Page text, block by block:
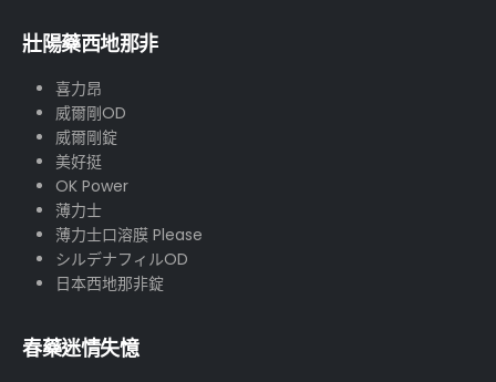
壯陽藥西地那非
喜力昂
威爾剛OD
威爾剛錠
美好挺
OK Power
薄力士
薄力士口溶膜 Please
シルデナフィルOD
日本西地那非錠
春藥迷情失憶